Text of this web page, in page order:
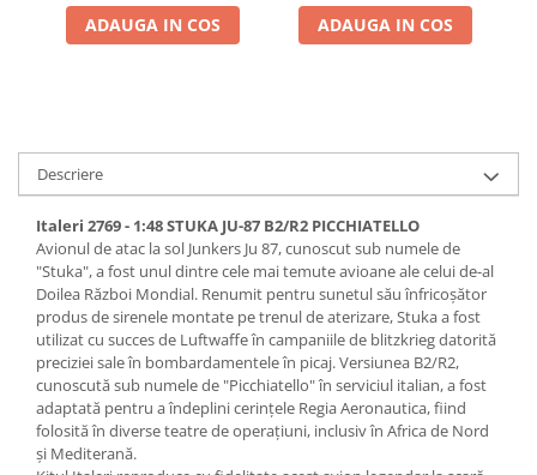
Vopsele Metalice
Markere GSW
AERO
AFV
Culori auto
TAMIYA
Diluanti si auxiliare Tamiya
Vopsea acrilica Tamiya
Spray Vopsea Tamiya
Markere Vopsea Tamiya
Vallejo
Seturi de vopsele Vallejo
ADAUGA IN COS ADAUGA IN COS
Descriere
Italeri 2769 - 1:48 STUKA JU-87 B2/R2 PICCHIATELLO
Avionul de atac la sol Junkers Ju 87, cunoscut sub numele de
"Stuka", a fost unul dintre cele mai temute avioane ale celui de-al
Doilea Război Mondial. Renumit pentru sunetul său înfricoșător
produs de sirenele montate pe trenul de aterizare, Stuka a fost
utilizat cu succes de Luftwaffe în campaniile de blitzkrieg datorită
preciziei sale în bombardamentele în picaj. Versiunea B2/R2,
cunoscută sub numele de "Picchiatello" în serviciul italian, a fost
adaptată pentru a îndeplini cerințele Regia Aeronautica, fiind
folosită în diverse teatre de operațiuni, inclusiv în Africa de Nord
și Mediterană.